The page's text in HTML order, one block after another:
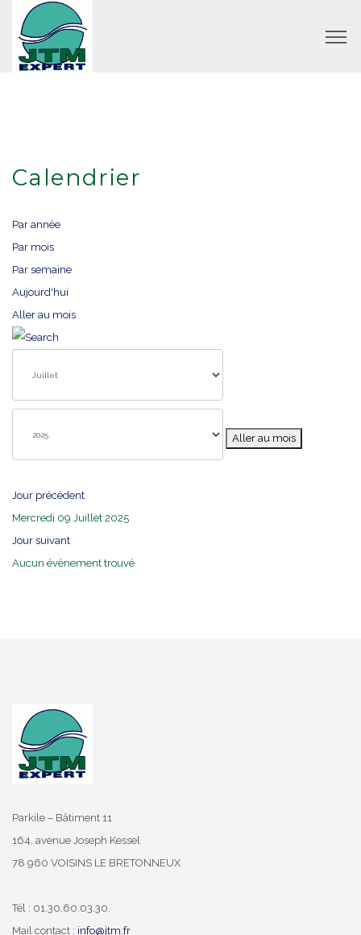
Calendrier
Par année
Par mois
Par semaine
Aujourd'hui
Aller au mois
Aller au mois
Jour précédent
Mercredi 09 Juillet 2025
Jour suivant
Aucun évènement trouvé
Parkile – Bâtiment 11
164, avenue Joseph Kessel
78 960 VOISINS LE BRETONNEUX
Tél : 01.30.60.03.30.
Mail contact : info@jtm.fr